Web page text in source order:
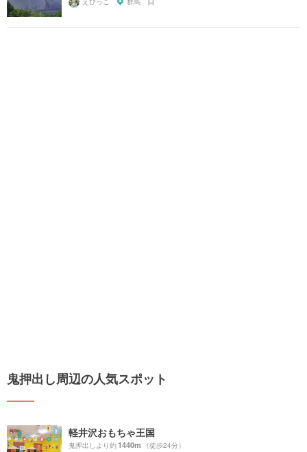
鬼押出し周辺の人気スポット
軽井沢おもちゃ王国
鬼押出しより約1440m （徒歩24分）